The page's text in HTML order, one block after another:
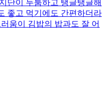
단이 두툼하고 탱글탱글해
좋고 먹기에도 간편하더라
움이 김밥의 밥과도 잘 어